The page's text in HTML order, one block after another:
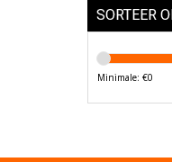
SORTEER
Minimale: €0